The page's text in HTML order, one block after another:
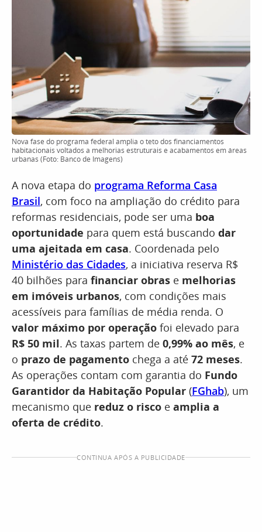
Nova fase do programa federal amplia o teto dos financiamentos
habitacionais voltados a melhorias estruturais e acabamentos em áreas
urbanas (Foto: Banco de Imagens)
A nova etapa do programa Reforma Casa
Brasil, com foco na ampliação do crédito para
reformas residenciais, pode ser uma boa
oportunidade para quem está buscando dar
uma ajeitada em casa. Coordenada pelo
Ministério das Cidades, a iniciativa reserva R$
40 bilhões para financiar obras e melhorias
em imóveis urbanos, com condições mais
acessíveis para famílias de média renda. O
valor máximo por operação foi elevado para
R$ 50 mil. As taxas partem de 0,99% ao mês, e
o prazo de pagamento chega a até 72 meses.
As operações contam com garantia do Fundo
Garantidor da Habitação Popular (FGhab), um
mecanismo que reduz o risco e amplia a
oferta de crédito.
CONTINUA APÓS A PUBLICIDADE